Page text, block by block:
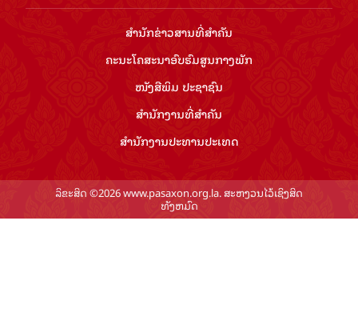
ສຳ​ນັກ​ຂ່າວ​ສານ​ທີ່​ສຳ​ຄັນ​
ຄະນະໂຄສະນາອົບຮົມ​ສູນ​ກາງ​ພັກ
ໜັງສືພິມ ປະ​ຊາ​ຊົນ
ສຳ​ນັກ​ງານ​ທີ່​ສຳ​ຄັນ
ສຳ​ນັກ​ງານ​ປະ​ທານ​ປະ​ເທດ
ລິຂະສິດ ©2026 www.pasaxon.org.la. ສະຫງວນໄວ້ເຊິງສິດ
ທັງຫມົດ